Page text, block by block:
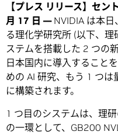
【プレス リリース】セ
月 17 日 — NVIDIA は本
る理化学研究所 (以下、
ステムを搭載した 2 つの
日本国内に導入することを
めの AI 研究、もう 1 つ
に構築されます。
1 つ目のシステムは、理
の一環として、GB200